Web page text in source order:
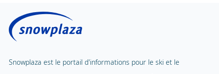
Snowplaza est le portail d'informations pour le ski et le